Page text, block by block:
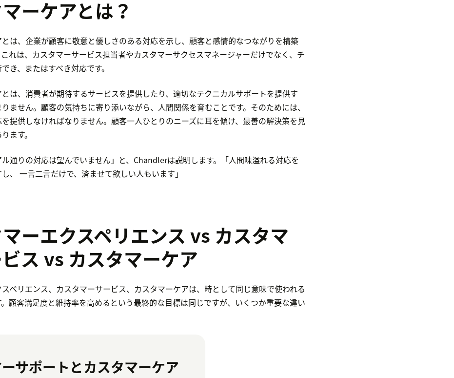
ーケアとは？
は、企業が顧客に敬意と優しさのある対応を示し、顧客と感情的なつながりを構築
れは、カスタマーサービス担当者やカスタマーサクセスマネージャーだけでなく、チ
き、またはすべき対応です。
は、消費者が期待するサービスを提供したり、適切なテクニカルサポートを提供す
ません。顧客の気持ちに寄り添いながら、人間関係を育むことです。そのためには、
提供しなければなりません。顧客一人ひとりのニーズに耳を傾け、最善の解決策を見
ます。
ル通りの対応は望んでいません」と、Chandlerは説明します。「人間味溢れる対応を
、 一言二言だけで、済ませて欲しい人もいます」
ーエクスペリエンス vs カスタマ
ス vs カスタマーケア
ペリエンス、カスタマーサービス、カスタマーケアは、時として同じ意味で使われる
顧客満足度と維持率を高めるという最終的な目標は同じですが、いくつか重要な違い
サポートとカスタマーケア